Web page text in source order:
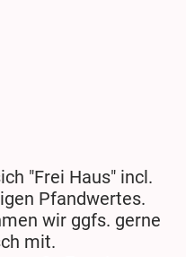
"Frei Haus" incl.
Pfandwertes.
wir ggfs. gerne
mit.